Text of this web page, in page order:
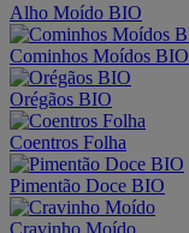
Alho Moído BIO
Cominhos Moídos BIO
Orégãos BIO
Coentros Folha
Pimentão Doce BIO
Cravinho Moído